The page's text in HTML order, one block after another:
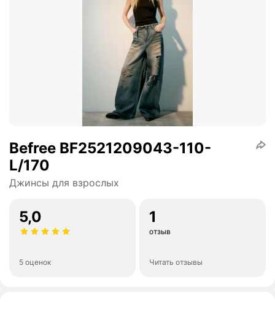
Befree BF2521209043-110-
L/170
Джинсы для взрослых
5,0
5 оценок
1
отзыв
Читать отзывы